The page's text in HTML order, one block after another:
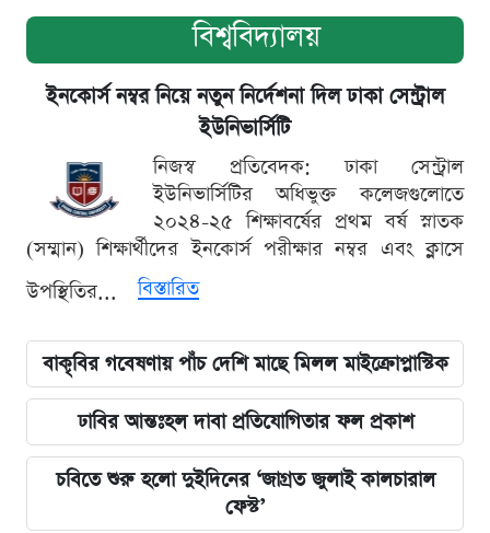
বিশ্ববিদ্যালয়
ইনকোর্স নম্বর নিয়ে নতুন নির্দেশনা দিল ঢাকা সেন্ট্রাল
ইউনিভার্সিটি
নিজস্ব প্রতিবেদক: ঢাকা সেন্ট্রাল
ইউনিভার্সিটির অধিভুক্ত কলেজগুলোতে
২০২৪-২৫ শিক্ষাবর্ষের প্রথম বর্ষ স্নাতক
(সম্মান) শিক্ষার্থীদের ইনকোর্স পরীক্ষার নম্বর এবং ক্লাসে
উপস্থিতির...
বিস্তারিত
বাকৃবির গবেষণায় পাঁচ দেশি মাছে মিলল মাইক্রোপ্লাস্টিক
ঢাবির আন্তঃহল দাবা প্রতিযোগিতার ফল প্রকাশ
চবিতে শুরু হলো দুইদিনের ‘জাগ্রত জুলাই কালচারাল
ফেস্ট’